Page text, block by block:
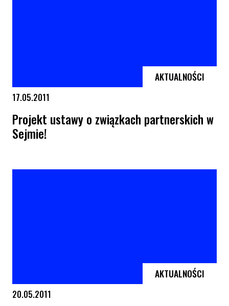
AKTUALNOŚCI
17.05.2011
Projekt ustawy o związkach partnerskich w
Sejmie!
AKTUALNOŚCI
20.05.2011